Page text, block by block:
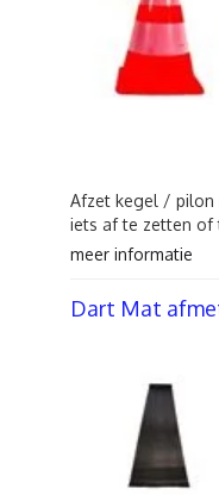
Afzet kegel / pilon
iets af te zetten of
meer informatie
Dart Mat